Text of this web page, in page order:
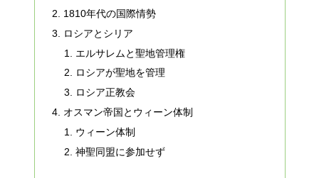
1810年代の国際情勢
ロシアとシリア
エルサレムと聖地管理権
ロシアが聖地を管理
ロシア正教会
オスマン帝国とウィーン体制
ウィーン体制
神聖同盟に参加せず